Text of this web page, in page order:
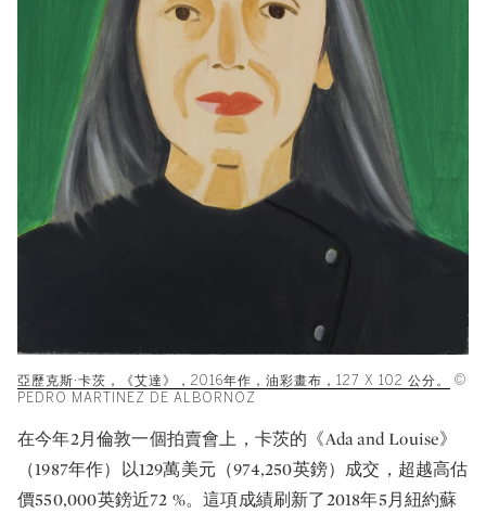
亞歷克斯·卡茨，《艾達》，2016年作，油彩畫布，127 X 102 公分。
©
PEDRO MARTINEZ DE ALBORNOZ
在今年2月倫敦一個拍賣會上，卡茨的《Ada and Louise》
（1987年作）以129萬美元（974,250英鎊）成交，超越高估
價550,000英鎊近72 %。這項成績刷新了2018年5月紐約蘇